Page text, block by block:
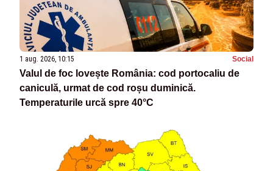
1 aug. 2026, 10:15 Social
Valul de foc lovește România: cod portocaliu de
caniculă, urmat de cod roșu duminică.
Temperaturile urcă spre 40°C